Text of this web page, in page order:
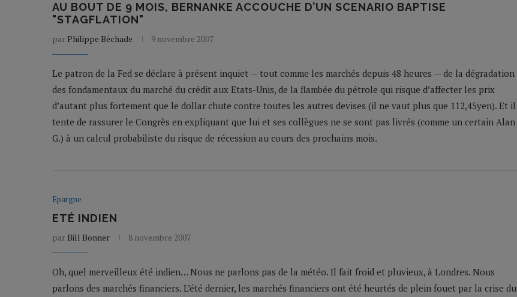
AU BOUT DE 9 MOIS, BERNANKE ACCOUCHE D’UN SCENARIO BAPTISE
"STAGFLATION"
par Philippe Béchade 9 novembre 2007
Le patron de la Fed se déclare à présent inquiet — tout comme les marchés depuis 48 heures — de la dégradation
des fondamentaux du marché du crédit aux Etats-Unis, de la flambée du pétrole qui risque d’affecter les prix
d’autant plus fortement que le dollar chute contre toutes les autres devises (il ne vaut plus que 112,45yen). Et il
tente de rassurer le Congrès en expliquant que lui et ses collègues ne se sont pas livrés (comme un certain Alan
G.) à un calcul probabiliste du risque de récession au cours des prochains mois.
Epargne
ETÉ INDIEN
par Bill Bonner 8 novembre 2007
Oh, quel merveilleux été indien… Nous ne parlons pas de la météo. Il fait froid et pluvieux, à Londres. Nous
parlons des marchés financiers. L’été dernier, les marchés financiers ont été heurtés de plein fouet par la crise du